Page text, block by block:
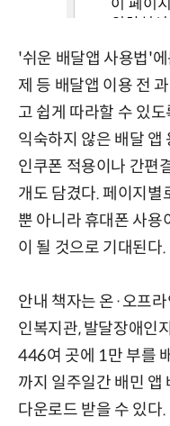
'쉬운 배달앱 사용법'
제 등 배달앱 이용 전
고 쉽게 따라할 수 있
익숙하지 않은 배달 앱
인쿠폰 적용이나 간편
개도 담겼다. 페이지별
뿐 아니라 휴대폰 사용
이 될 것으로 기대된다.
안내 책자는 온·오프
인복지관, 발달장애인
446여 곳에 1만 부를
까지 일주일간 배민 앱
다운로드 받을 수 있다.